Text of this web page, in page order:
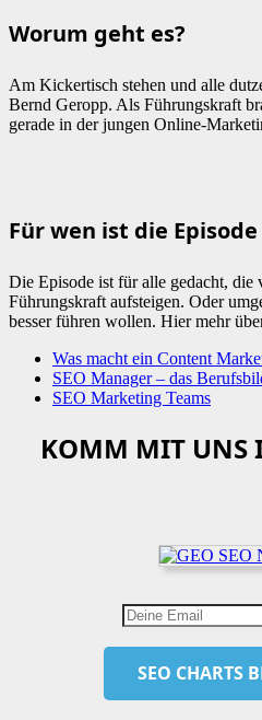
Worum geht es?
Am Kickertisch stehen und alle
Bernd Geropp. Als Führungskraft
gerade in der jungen Online-
Für wen ist die
Die Episode ist für alle gedacht, die
Führungskraft aufsteigen. Oder
besser führen wollen. Hier mehr
Was macht ein Content
SEO Manager – das
SEO Marketing Teams
KOMM MIT UNS